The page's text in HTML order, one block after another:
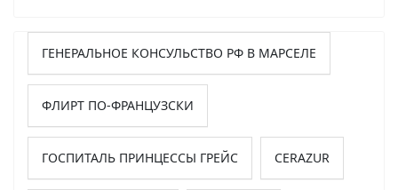
ГЕНЕРАЛЬНОЕ КОНСУЛЬСТВО РФ В МАРСЕЛЕ
ФЛИРТ ПО-ФРАНЦУЗСКИ
ГОСПИТАЛЬ ПРИНЦЕССЫ ГРЕЙС CERAZUR